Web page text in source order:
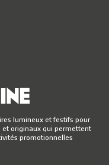
lumineux et festifs pour
et originaux qui permettent
promotionnelles